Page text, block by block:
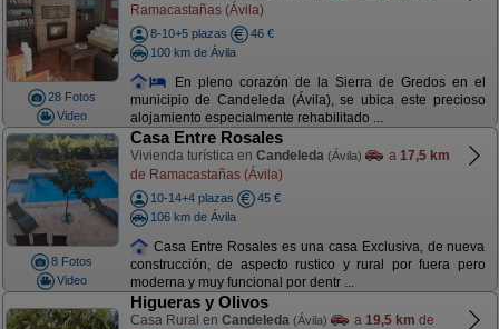
28 Fotos
Video
Ramacastañas (Ávila)
8-10+5 plazas
46 €
100 km de Ávila
En pleno corazón de la Sierra de Gredos en el
municipio de Candeleda (Ávila), se ubica este precioso
alojamiento especialmente rehabilitado ...
8 Fotos
Video
Casa Entre Rosales
Vivienda turística en Candeleda (Ávila) a 17,5 km
de Ramacastañas (Ávila)
10-14+4 plazas
45 €
106 km de Ávila
Casa Entre Rosales es una casa Exclusiva, de nueva
construcción, de aspecto rustico y rural por fuera pero
moderna y muy funcional por dentr ...
Higueras y Olivos
Casa Rural en Candeleda (Ávila) a 19,5 km de